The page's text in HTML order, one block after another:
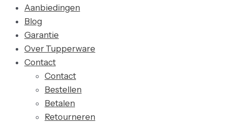
Aanbiedingen
Blog
Garantie
Over Tupperware
Contact
Contact
Bestellen
Betalen
Retourneren